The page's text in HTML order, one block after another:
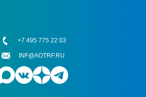
+7 495 775 22 03
INF@AOTRF.RU